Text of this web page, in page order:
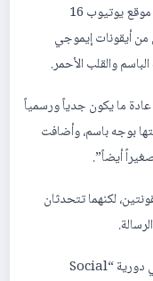
تظهر بها. إذ قالت في مقابلة مع قناة ألمانية على موقع يوتيوب 16
من أيقونات إيموجي
والقلب الأحمر.
عادة ما يكون جدياً ورسمياً
بوجه باسم، وأضافت
أيضاً”.
لكنهما تتحدثان
وفي هذا السياق، كشفت دراسة حديثة نشرت في دورية “Social